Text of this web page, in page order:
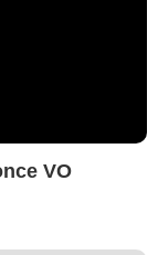
VO